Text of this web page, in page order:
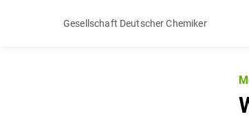
Gesellschaft Deutscher Chemiker